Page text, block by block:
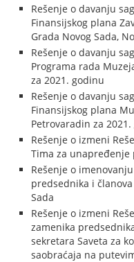
Rešenje o davanju
Finansijskog plana
Grada Novog Sada,
Rešenje o davanju
Programa rada
za 2021. godinu
Rešenje o davanju
Finansijskog plana
Petrovaradin za
Rešenje o izmeni
Tima za unapređenje
Rešenje o
predsednika i
Sada
Rešenje o izmeni
zamenika
sekretara Saveta za
saobraćaja na